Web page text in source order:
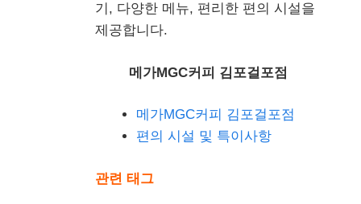
기, 다양한 메뉴, 편리한 편의 시설을
제공합니다.
메가MGC커피 김포걸포점
메가MGC커피 김포걸포점
편의 시설 및 특이사항
관련 태그